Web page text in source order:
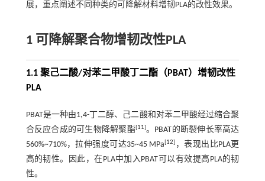
展，重点阐述不同种类的可降解材料增韧PLA的改性效果。
1 可降解聚合物增韧改性PLA
1.1 聚己二酸/对苯二甲酸丁二酯（PBAT）增韧改性
PLA
PBAT是一种由1,4-丁二醇、己二酸和对苯二甲酸经过缩合聚
合反应合成的可生物降解聚酯[11]。PBAT的断裂伸长率高达
560%~710%，拉伸强度可达35~45 MPa[12] ，表现出比PLA更
高的韧性。因此，在PLA中加入PBAT可以有效提高PLA的韧
性。